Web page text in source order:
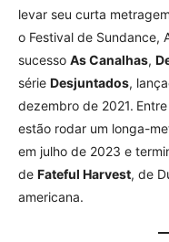
levar seu curta metragem
o Festival de Sundance,
sucesso As Canalhas,
série Desjuntados,
dezembro de 2021.
estão rodar um longa-
em julho de 2023 e
de Fateful Harvest, de
americana.